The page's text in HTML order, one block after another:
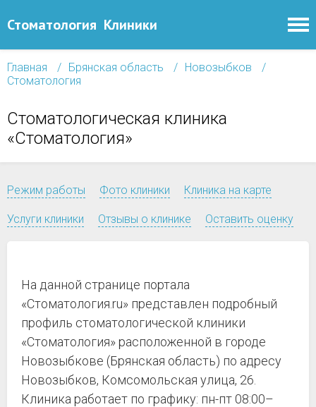
Стоматология Клиники
Главная Брянская область
Новозыбков
Стоматология
Стоматологическая клиника
«Стоматология»
Режим работы Фото клиники Клиника на карте
Услуги клиники Отзывы о клинике Оставить оценку
На данной странице портала
«Стоматология.ru» представлен подробный
профиль стоматологической клиники
«Стоматология» расположенной в городе
Новозыбкове (Брянская область) по адресу
Новозыбков, Комсомольская улица, 26.
Клиника работает по графику: пн-пт 08:00–